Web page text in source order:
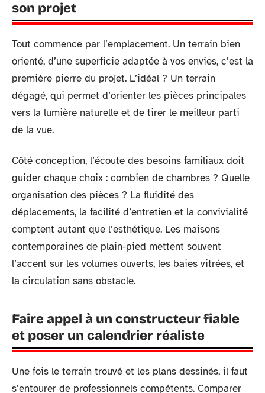
son projet
Tout commence par l’emplacement. Un terrain bien
orienté, d’une superficie adaptée à vos envies, c’est la
première pierre du projet. L’idéal ? Un terrain
dégagé, qui permet d’orienter les pièces principales
vers la lumière naturelle et de tirer le meilleur parti
de la vue.
Côté conception, l’écoute des besoins familiaux doit
guider chaque choix : combien de chambres ? Quelle
organisation des pièces ? La fluidité des
déplacements, la facilité d’entretien et la convivialité
comptent autant que l’esthétique. Les maisons
contemporaines de plain-pied mettent souvent
l’accent sur les volumes ouverts, les baies vitrées, et
la circulation sans obstacle.
Faire appel à un constructeur fiable
et poser un calendrier réaliste
Une fois le terrain trouvé et les plans dessinés, il faut
s’entourer de professionnels compétents. Comparer